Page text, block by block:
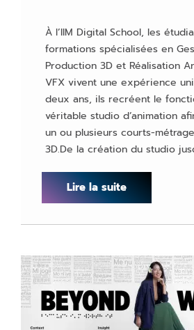
À l’IIM Digital School, les
formations spécialisées en
Production 3D et Réalisation
VFX vivent une expérience
deux ans, ils recréent le
véritable studio d’animation
un ou plusieurs courts-
3D.De la création du studio
Lire la suite